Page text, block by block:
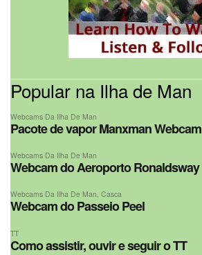
Popular na Ilha de Man
Webcams Da Ilha De Man
Pacote de vapor Manxman Webcam
Webcams Da Ilha De Man
Webcam do Aeroporto Ronaldsway
Webcams Da Ilha De Man, Casca
Webcam do Passeio Peel
TT
Como assistir, ouvir e seguir o TT